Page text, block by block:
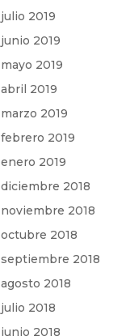
julio 2019
junio 2019
mayo 2019
abril 2019
marzo 2019
febrero 2019
enero 2019
diciembre 2018
noviembre 2018
octubre 2018
septiembre 2018
agosto 2018
julio 2018
junio 2018